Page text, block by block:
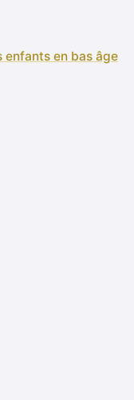
enfants en bas âge